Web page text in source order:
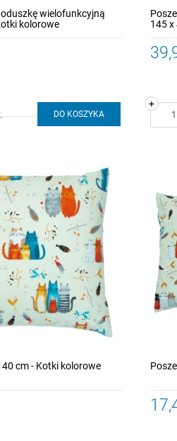
wielofunkcyjną
kolorowe
DO KOSZYKA
145 x
+
cm - Kotki kolorowe